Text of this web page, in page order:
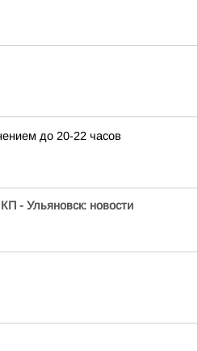
до 20-22 часов
КП - Ульяновск: новости